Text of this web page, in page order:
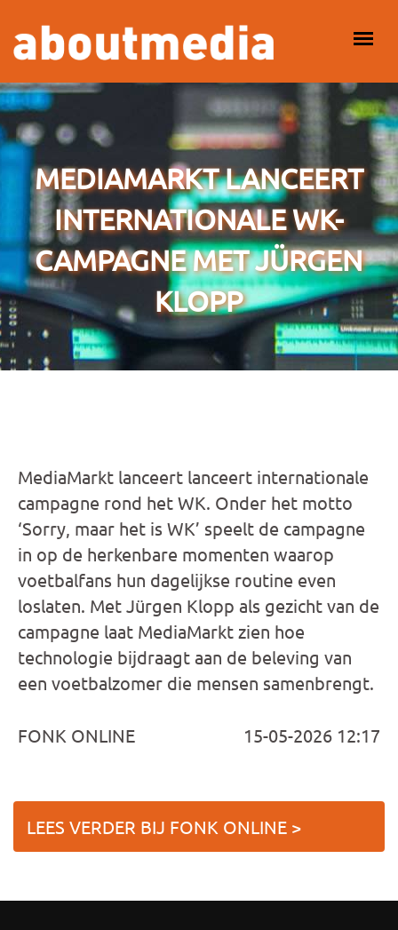
HOOFDMENU
MEDIAMARKT LANCEERT
INTERNATIONALE WK-
CAMPAGNE MET JÜRGEN
KLOPP
MediaMarkt lanceert lanceert internationale
campagne rond het WK. Onder het motto
‘Sorry, maar het is WK’ speelt de campagne
in op de herkenbare momenten waarop
voetbalfans hun dagelijkse routine even
loslaten. Met Jürgen Klopp als gezicht van de
campagne laat MediaMarkt zien hoe
technologie bijdraagt aan de beleving van
een voetbalzomer die mensen samenbrengt.
FONK ONLINE 15-05-2026 12:17
LEES VERDER BIJ FONK ONLINE >